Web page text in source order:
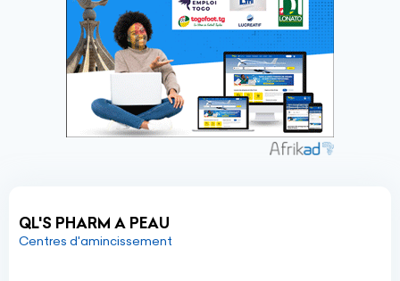
QL'S PHARM A PEAU
Centres d'amincissement